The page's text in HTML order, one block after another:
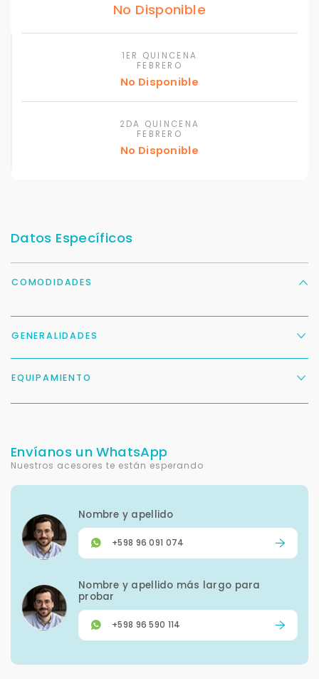
No Disponible
1ER QUINCENA
FEBRERO
No Disponible
2DA QUINCENA
FEBRERO
No Disponible
Datos Específicos
COMODIDADES
GENERALIDADES
EQUIPAMIENTO
Envíanos un WhatsApp
Nuestros acesores te están esperando
Nombre y apellido
+598 96 091 074
Nombre y apellido más largo para
probar
+598 96 590 114